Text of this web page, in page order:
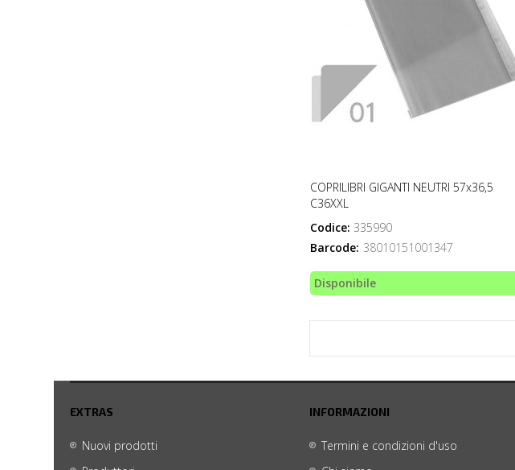
COPRILIBRI GIGANTI NEUTRI 57x36,5
C36XXL
Codice: 335990
Barcode: 38010151001347
Disponibile
EXTRAS
Nuovi prodotti
INFORMAZIONI
Termini e condizioni d'uso